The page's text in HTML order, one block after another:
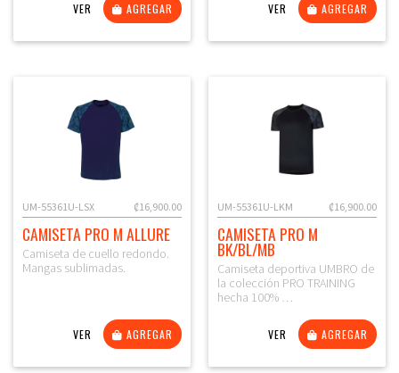
VER AGREGAR VER AGREGAR
₡16,900.00
UM-55361U-LSX
CAMISETA PRO M ALLURE
Camiseta de cuello redondo.
Mangas sublimadas.
VER AGREGAR
₡16,900.00
UM-55361U-LKM
CAMISETA PRO M
BK/BL/MB
Camiseta deportiva UMBRO de
la colección PRO TRAINING
hecha 100% …
VER AGREGAR